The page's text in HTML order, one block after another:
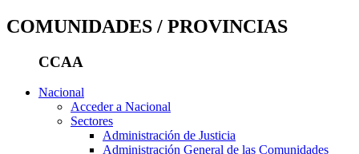
COMUNIDADES / PROVINCIAS
CCAA
Nacional
Acceder a Nacional
Sectores
Administración de Justicia
Administración General de las Comunidades